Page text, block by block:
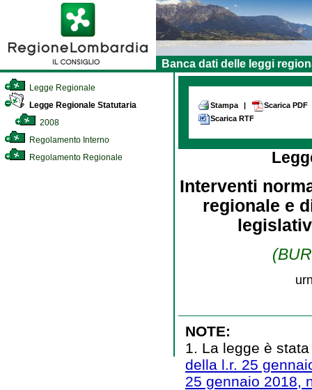
Banca dati delle leggi
Legge Regionale
Legge Regionale Statutaria
2008
Regolamento Interno
Regolamento Regionale
Stampa |
Scarica PDF
Scarica RTF
Interventi
regionale e
NOTE:
1. La legge è
della l.r. 25
25 gennaio 2018,